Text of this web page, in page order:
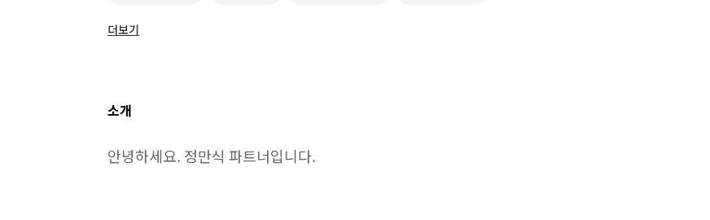
체육시설/운동기구 설치
더보기
소개
안녕하세요. 정만식 파트너입니다.